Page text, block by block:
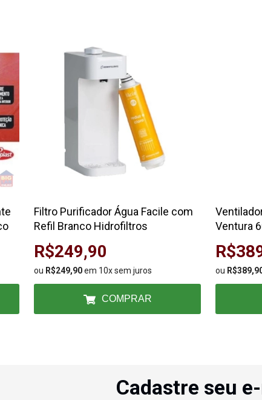
Filtro Purificador Água Facile com
Refil Branco Hidrofiltros
R$249,90
ou R$249,90em 10x sem juros
COMPRAR
Ventura
ou
Cadastre seu